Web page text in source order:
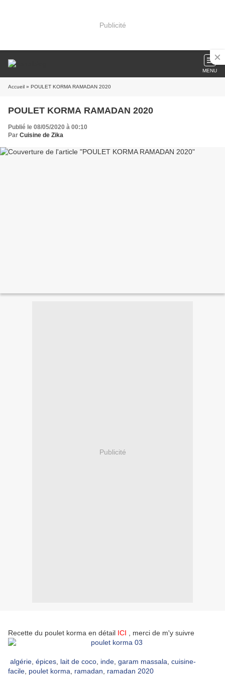
Publicité
MENU
Accueil » POULET KORMA RAMADAN 2020
POULET KORMA RAMADAN 2020
Publié le 08/05/2020 à 00:10
Par Cuisine de Zika
Publicité
Recette du poulet korma en détail ICI , merci de m'y suivre
algérie épices lait de coco inde garam massala cuisine-
facile poulet korma ramadan ramadan 2020